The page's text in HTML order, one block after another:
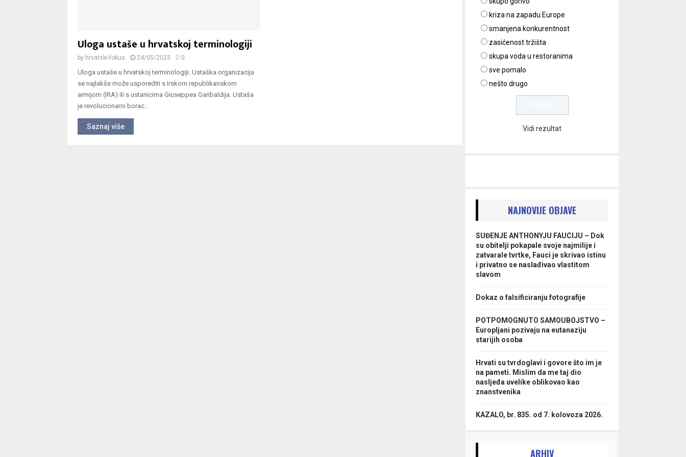
Uloga ustaše u hrvatskoj terminologiji
by hrvatski-fokus 24/05/2023 0
Uloga ustaše u hrvatskoj terminologiji. Ustaška organizacija
se najlakše može usporediti s Irskom republikanskom
armijom (IRA) ili s ustanicima Giuseppea Garibaldija. Ustaša
je revolucionarni borac...
Saznaj više
kriza na zapadu Europe
smanjena konkurentnost
zasićenost tržišta
skupa voda u restoranima
sve pomalo
nešto drugo
Vidi rezultat
NAJNOVIJE OBJAVE
SUĐENJE ANTHONYJU FAUCIJU – Dok
su obitelji pokapale svoje najmilije i
zatvarale tvrtke, Fauci je skrivao istinu
i privatno se naslađivao vlastitom
slavom
Dokaz o falsificiranju fotografije
POTPOMOGNUTO SAMOUBOJSTVO –
Europljani pozivaju na eutanaziju
starijih osoba
Hrvati su tvrdoglavi i govore što im je
na pameti. Mislim da me taj dio
nasljeđa uvelike oblikovao kao
znanstvenika
KAZALO, br. 835. od 7. kolovoza 2026.
ARHIV